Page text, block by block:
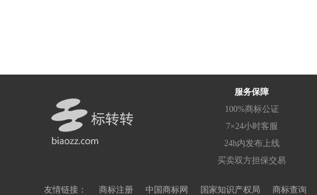
服务保障
100%商标公证
7×24小时客服
24h内发布上线
买卖双方担保交易
友情链接： 商标注册 中国商标网 国家知识产权局 商标查询